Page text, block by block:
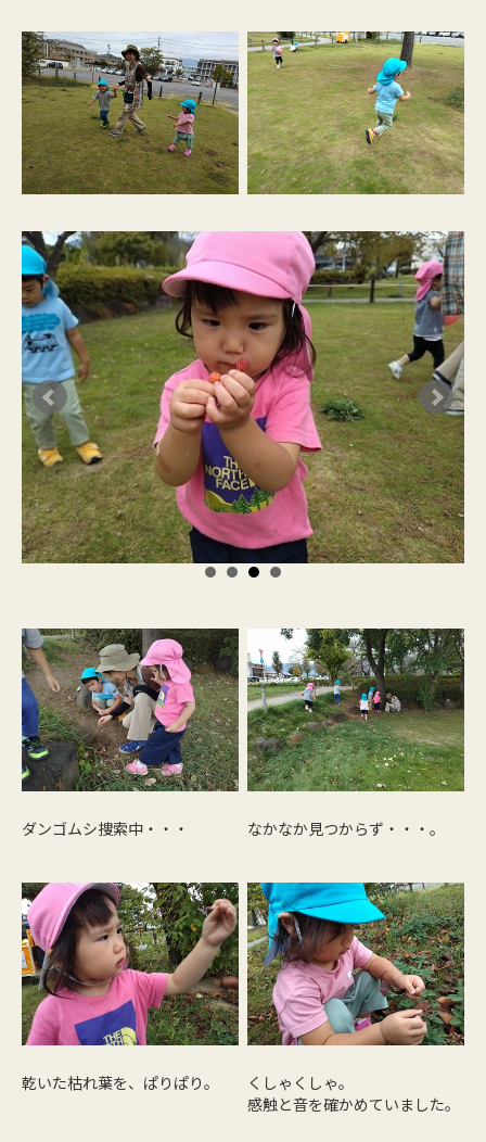
ダンゴムシ捜索中・・・ なかなか見つからず・・・。
乾いた枯れ葉を、ぱりぱり。
くしゃくしゃ。
感触と音を確かめていました。